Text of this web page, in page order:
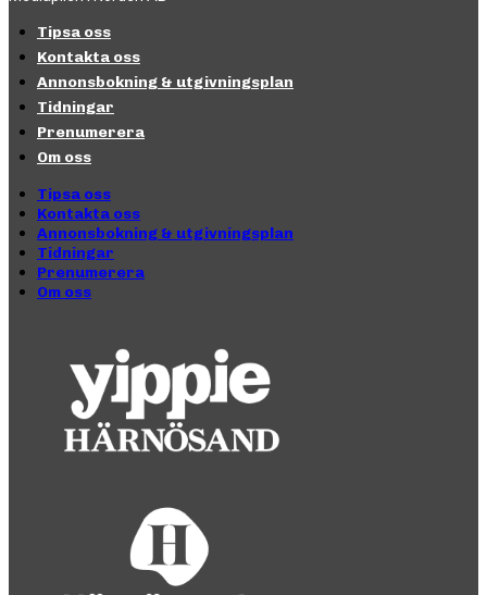
Tipsa oss
Kontakta oss
Annonsbokning & utgivningsplan
Tidningar
Prenumerera
Om oss
Tipsa oss
Kontakta oss
Annonsbokning & utgivningsplan
Tidningar
Prenumerera
Om oss